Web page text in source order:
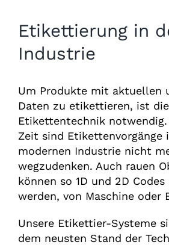
Etikettierung in
Industrie
Um Produkte mit aktuellen
Daten zu etikettieren, ist
Etikettentechnik
Zeit sind Etikettenvorgänge
modernen Industrie nicht
wegzudenken. Auch rauen
können so 1D und 2D
werden, von Maschine oder
Unsere Etikettier-Systeme
dem neusten Stand der